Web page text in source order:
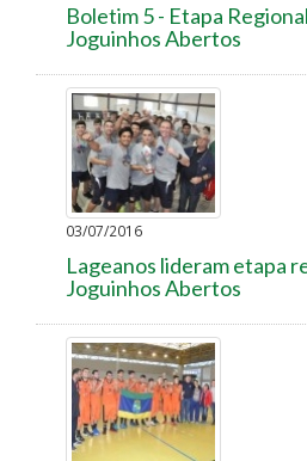
Boletim 5 - Etapa
Joguinhos Abertos
03/07/2016
Lageanos lideram etapa
Joguinhos Abertos